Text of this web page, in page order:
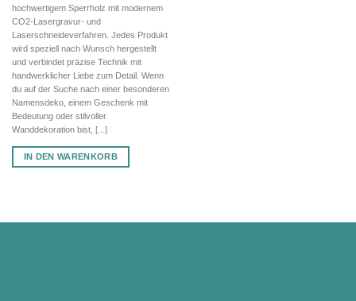
hochwertigem Sperrholz mit modernem
CO2-Lasergravur- und
Laserschneideverfahren. Jedes Produkt
wird speziell nach Wunsch hergestellt
und verbindet präzise Technik mit
handwerklicher Liebe zum Detail. Wenn
du auf der Suche nach einer besonderen
Namensdeko, einem Geschenk mit
Bedeutung oder stilvoller
Wanddekoration bist, [...]
IN DEN WARENKORB